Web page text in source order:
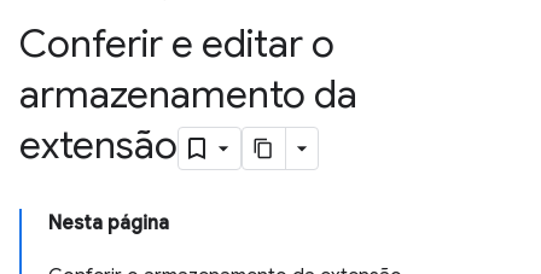
Conferir e editar o
armazenamento da
extensão
Nesta página